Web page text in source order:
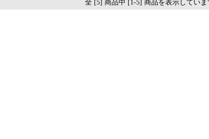
全 [5] 商品中 [1-5] 商品を表示していま